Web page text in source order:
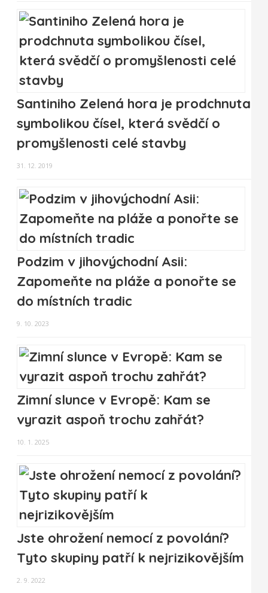
Santiniho Zelená hora je prodchnuta
symbolikou čísel, která svědčí o
promyšlenosti celé stavby
31. 12. 2019
Podzim v jihovýchodní Asii:
Zapomeňte na pláže a ponořte se
do místních tradic
9. 10. 2023
Zimní slunce v Evropě: Kam se
vyrazit aspoň trochu zahřát?
10. 1. 2025
Jste ohrožení nemocí z povolání?
Tyto skupiny patří k nejrizikovějším
2. 9. 2022